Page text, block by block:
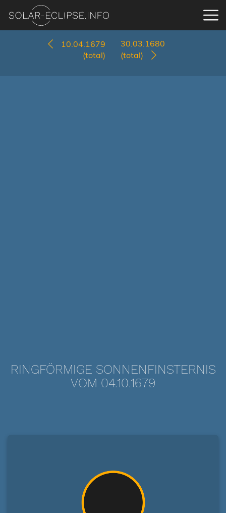
10.04.1679
(total)
30.03.1680
(total)
RINGFÖRMIGE SONNENFINSTERNIS
VOM 04.10.1679